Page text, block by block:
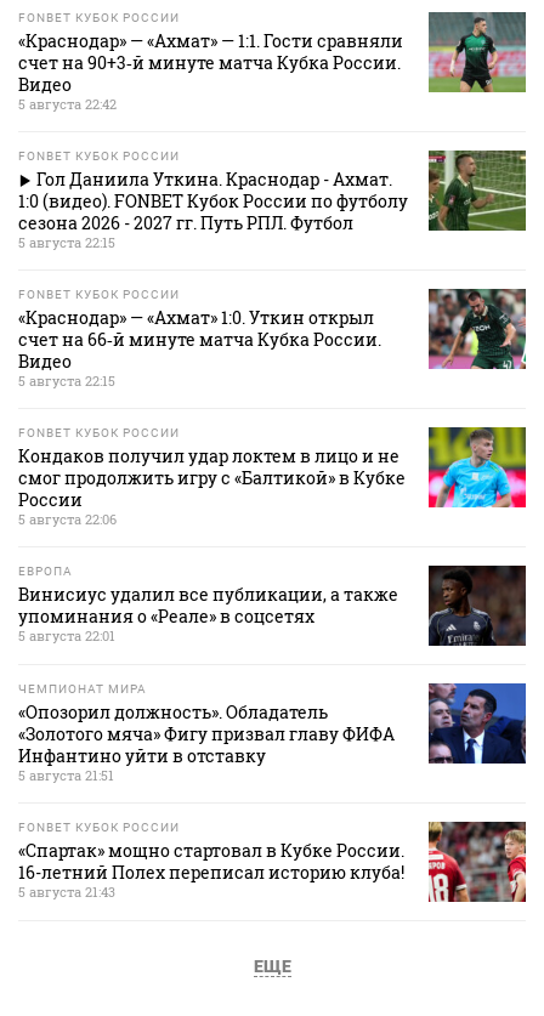
FONBET КУБОК РОССИИ
«Краснодар» — «Ахмат» — 1:1. Гости сравняли
счет на 90+3‑й минуте матча Кубка России.
Видео
5 августа 22:42
FONBET КУБОК РОССИИ
Гол Даниила Уткина. Краснодар - Ахмат.
1:0 (видео). FONBET Кубок России по футболу
сезона 2026 - 2027 гг. Путь РПЛ. Футбол
5 августа 22:15
FONBET КУБОК РОССИИ
«Краснодар» — «Ахмат» 1:0. Уткин открыл
счет на 66‑й минуте матча Кубка России.
Видео
5 августа 22:15
FONBET КУБОК РОССИИ
Кондаков получил удар локтем в лицо и не
смог продолжить игру с «Балтикой» в Кубке
России
5 августа 22:06
ЕВРОПА
Винисиус удалил все публикации, а также
упоминания о «Реале» в соцсетях
5 августа 22:01
ЧЕМПИОНАТ МИРА
«Опозорил должность». Обладатель
«Золотого мяча» Фигу призвал главу ФИФА
Инфантино уйти в отставку
5 августа 21:51
FONBET КУБОК РОССИИ
«Спартак» мощно стартовал в Кубке России.
16-летний Полех переписал историю клуба!
5 августа 21:43
ЕЩЕ